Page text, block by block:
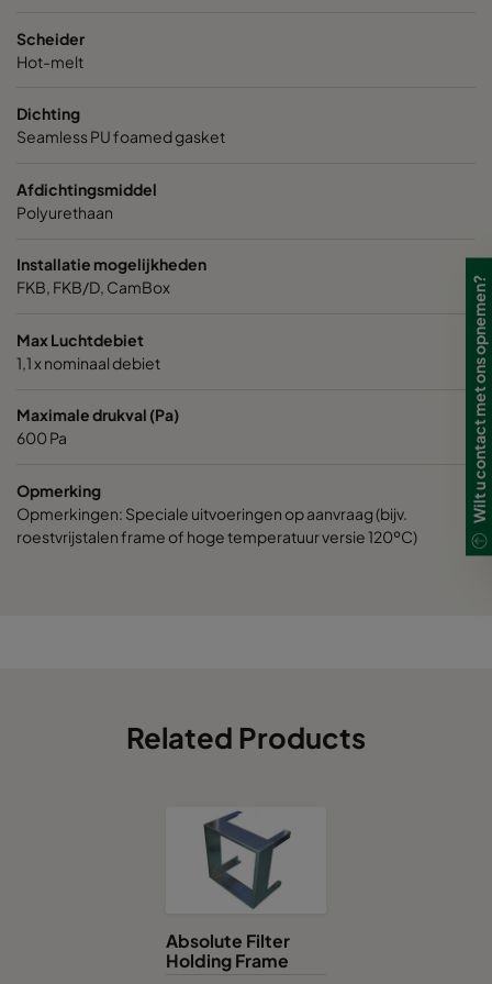
Scheider
Hot-melt
Dichting
Seamless PU foamed gasket
Afdichtingsmiddel
Polyurethaan
Installatie mogelijkheden
FKB, FKB/D, CamBox
Max Luchtdebiet
1,1 x nominaal debiet
Maximale drukval (Pa)
600 Pa
Opmerking
Opmerkingen: Speciale uitvoeringen op aanvraag (bijv.
roestvrijstalen frame of hoge temperatuur versie 120ºC)
Related Products
Absolute Filter
Holding Frame
Wilt u contact met ons opnemen?